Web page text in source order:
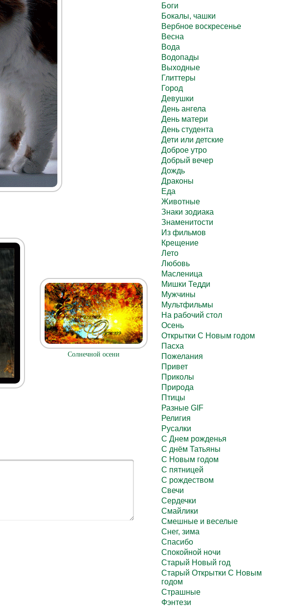
Солнечной осени
Боги
Бокалы, чашки
Вербное воскресенье
Весна
Вода
Водопады
Выходные
Глиттеры
Город
Девушки
День ангела
День матери
День студента
Дети или детские
Доброе утро
Добрый вечер
Дождь
Драконы
Еда
Животные
Знаки зодиака
Знаменитости
Из фильмов
Крещение
Лето
Любовь
Масленица
Мишки Тедди
Мужчины
Мультфильмы
На рабочий стол
Осень
Открытки С Новым годом
Пасха
Пожелания
Привет
Приколы
Природа
Птицы
Разные GIF
Религия
Русалки
С Днем рожденья
С днём Татьяны
С Новым годом
С пятницей
С рождеством
Свечи
Сердечки
Смайлики
Смешные и веселые
Снег, зима
Спасибо
Спокойной ночи
Старый Новый год
Старый Открытки С Новым
годом
Страшные
Фэнтези